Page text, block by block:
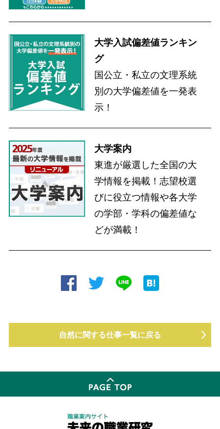
大学入試偏差値ランキン
グ
国公立・私立の文理系統
別の大学偏差値を一発表
示！
大学案内
東進が厳選した全国の大
学情報を掲載！志望校選
びに役立つ情報や各大学
の学部・学科の偏差値な
どが満載！
自然に関する仕事一覧に戻る